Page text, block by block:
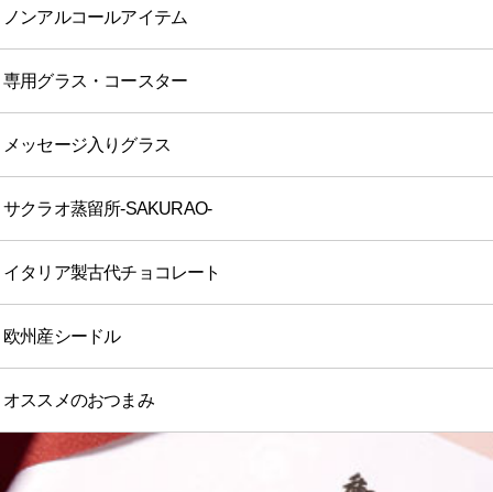
ノンアルコールアイテム
専用グラス・コースター
メッセージ入りグラス
サクラオ蒸留所-SAKURAO-
イタリア製古代チョコレート
欧州産シードル
オススメのおつまみ